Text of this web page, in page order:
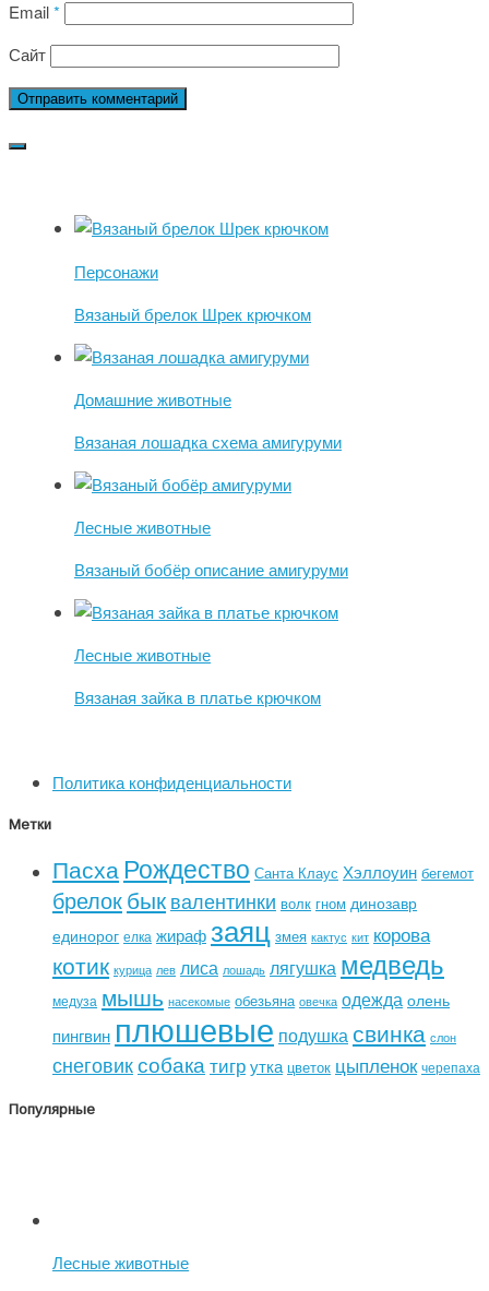
Email*
Сайт
Персонажи
Вязаный брелок Шрек крючком
Домашние животные
Вязаная лошадка схема амигуруми
Лесные животные
Вязаный бобёр описание амигуруми
Лесные животные
Вязаная зайка в платье крючком
Политика конфиденциальности
Метки
ПасхаРождество Санта Клаус Хэллоуин бегемот
брелокбыквалентинки волк гном динозавр
единорог елка жирафзаяц змея кактус кит корова
котик курица лев лиса лошадь лягушка медведь
медуза мышь насекомые обезьяна овечка одежда олень
пингвин плюшевые подушка свинка слон
снеговиксобака тигрутка цветок цыпленок черепаха
Популярные
Лесные животные